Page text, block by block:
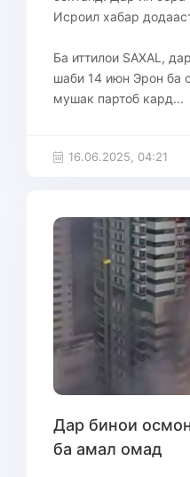
Исроил хабар
Ба иттилои SAXAL,
шаби 14 июн Эрон ба
мушак партоб кард...
16.06.2025, 04:21
Дар бинои
ба амал омад